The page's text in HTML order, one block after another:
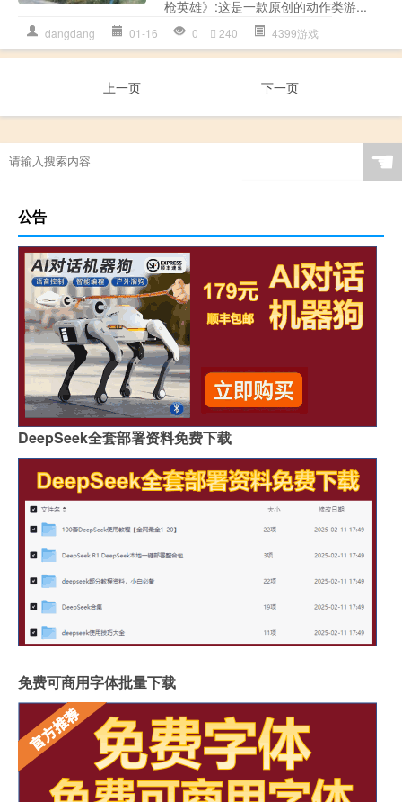
枪英雄》:这是一款原创的动作类游...
dangdang 01-16 0 240 4399游戏
上一页 下一页
☚
公告
DeepSeek全套部署资料免费下载
免费可商用字体批量下载